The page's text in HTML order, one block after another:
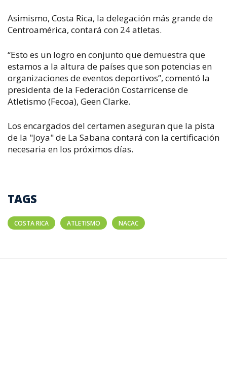
Asimismo, Costa Rica, la delegación más grande de
Centroamérica, contará con 24 atletas.
“Esto es un logro en conjunto que demuestra que
estamos a la altura de países que son potencias en
organizaciones de eventos deportivos”, comentó la
presidenta de la Federación Costarricense de
Atletismo (Fecoa), Geen Clarke.
Los encargados del certamen aseguran que la pista
de la "Joya" de La Sabana contará con la certificación
necesaria en los próximos días.
TAGS
COSTA RICA ATLETISMO NACAC